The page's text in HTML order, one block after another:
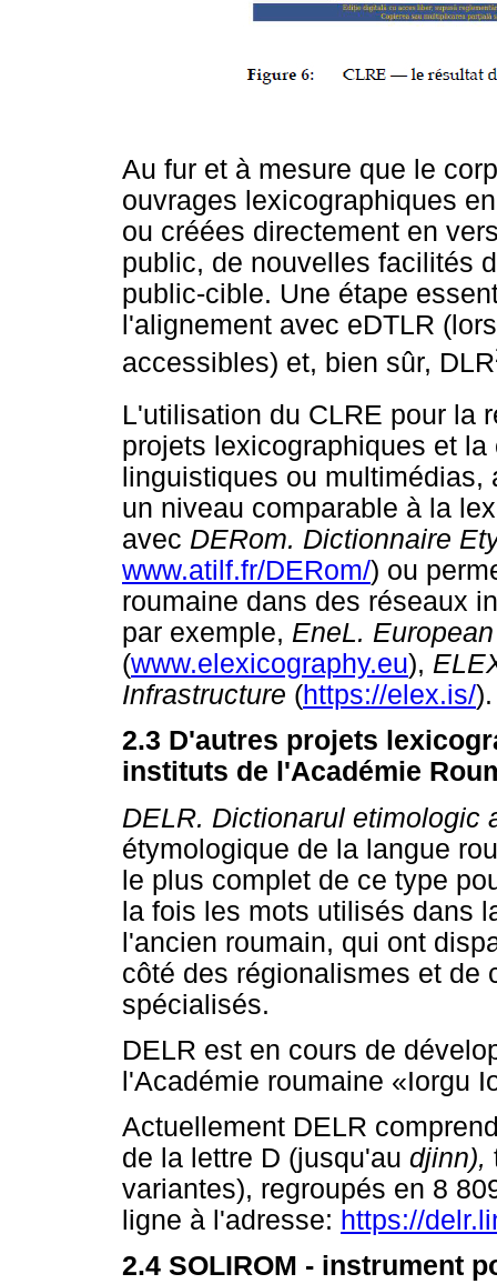
Au fur et à mesure que le
ouvrages lexicographiques
ou créées directement en
public, de nouvelles facilités
public-cible. Une étape
l'alignement avec eDTLR
accessibles) et, bien sûr, DLR
L'utilisation du CLRE pour la
projets lexicographiques et
linguistiques ou
un niveau comparable à la
avec DERom. Dictionnaire
www.atilf.fr/DERom/) ou
roumaine dans des réseaux
par exemple, EneL.
(www.elexicography.eu),
Infrastructure (https://elex.is/).
2.3 D'autres projets
instituts de l'Académie
DELR. Dictionarul etimologic
étymologique de la langue
le plus complet de ce type
la fois les mots utilisés dans
l'ancien roumain, qui ont
côté des régionalismes et de
spécialisés.
DELR est en cours de
l'Académie roumaine «Iorgu
Actuellement DELR
de la lettre D (jusqu'au djinn),
variantes), regroupés en 8
ligne à l'adresse: https://
2.4 SOLIROM - instrument